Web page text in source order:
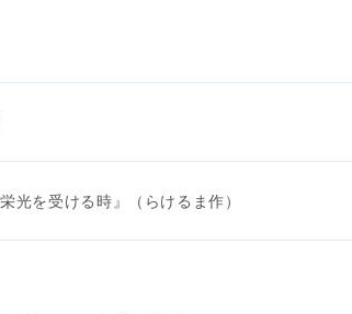
を受ける時』（らけるま作）